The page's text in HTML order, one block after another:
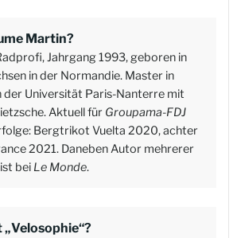
Martin?
Jahrgang 1993, geboren in
in der Normandie. Master in
der Universität Paris-Nanterre mit
Aktuell für Groupama-FDJ
Bergtrikot Vuelta 2020, achter
2021. Daneben Autor mehrerer
bei Le Monde.